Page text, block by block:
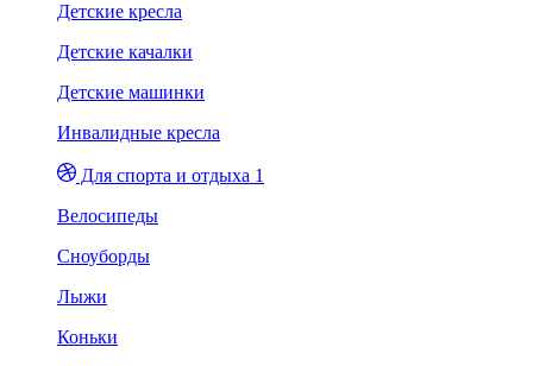
Детские кресла
Детские качалки
Детские машинки
Инвалидные кресла
Для спорта и отдыха 1
Велосипеды
Сноуборды
Лыжи
Коньки